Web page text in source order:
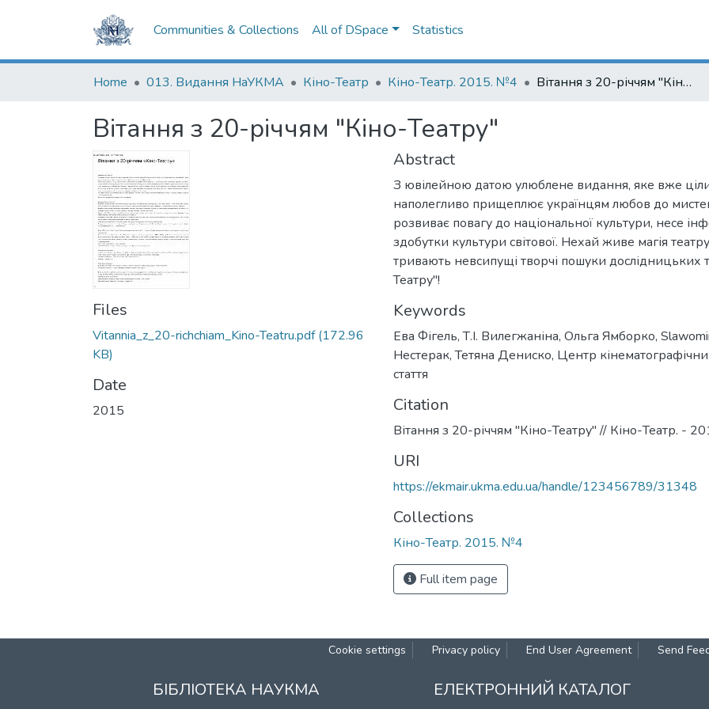
Communities & Collections All of DSpace Statistics
Home 013. Видання НаУКМА Кіно-Театр Кіно-Театр. 2015. №4 Вітання з 20-річчям "Кіно-Театру"
Вітання з 20-річчям "Кіно-Театру"
Files
Vitannia_z_20-richchiam_Kino-Teatru.pdf(172.96
KB)
Date
2015
Abstract
З ювілейною датою улюблене видання, яке вже
наполегливо прищеплює українцям любов до
розвиває повагу до національної культури, несе
здобутки культури світової. Нехай живе магія
тривають невсипущі творчі пошуки дослідницьких
Театру"!
Keywords
Ева Фігель,Т.І. Вилегжаніна, Ольга Ямборко,
Нестерак,Тетяна Дениско, Центр
стаття
Citation
Вітання з 20-річчям "Кіно-Театру" // Кіно-Театр. -
URI
https://ekmair.ukma.edu.ua/handle/123456789/31348
Collections
Кіно-Театр. 2015. №4
Full item page
Cookie settings Privacy policy End User Agreement Send
БІБЛІОТЕКА НАУКМА ЕЛЕКТРОННИЙ КАТАЛОГ